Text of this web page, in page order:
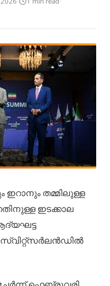
തമ്മിലുള്ള
ഇടക്കാല
സ്വിറ്റ്സർലൻഡിൽ